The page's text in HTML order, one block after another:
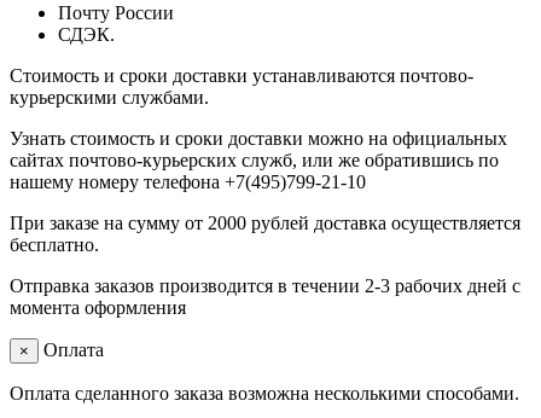
Почту России
СДЭК.
Стоимость и сроки доставки устанавливаются почтово-
курьерскими службами.
Узнать стоимость и сроки доставки можно на официальных
сайтах почтово-курьерских служб, или же обратившись по
нашему номеру телефона +7(495)799-21-10
При заказе на сумму от 2000 рублей доставка осуществляется
бесплатно.
Отправка заказов производится в течении 2-3 рабочих дней с
момента оформления
× Оплата
Оплата сделанного заказа возможна несколькими способами.